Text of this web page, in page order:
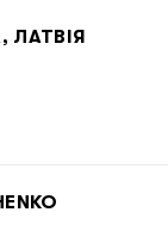
ЛАТВІЯ
та